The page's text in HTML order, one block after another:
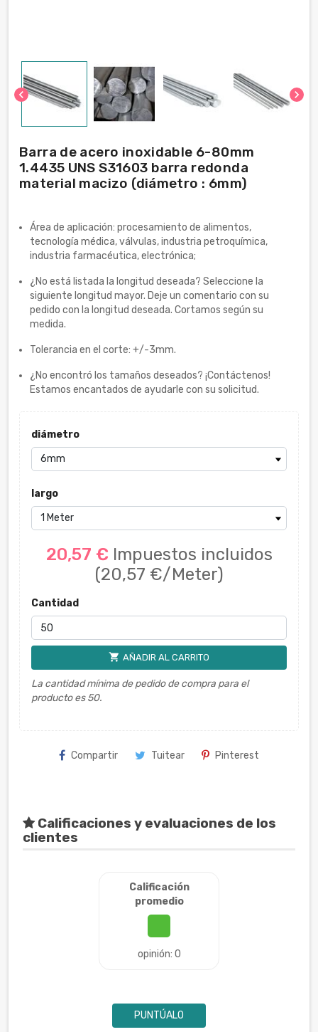
chevron_left chevron_right
Barra de acero inoxidable 6-80mm
1.4435 UNS S31603 barra redonda
material macizo (diámetro : 6mm)
Área de aplicación: procesamiento de alimentos,
tecnología médica, válvulas, industria petroquímica,
industria farmacéutica, electrónica;
¿No está listada la longitud deseada? Seleccione la
siguiente longitud mayor. Deje un comentario con su
pedido con la longitud deseada. Cortamos según su
medida.
Tolerancia en el corte: +/-3mm.
¿No encontró los tamaños deseados? ¡Contáctenos!
Estamos encantados de ayudarle con su solicitud.
diámetro
largo
20,57 € Impuestos incluidos
(20,57 €/Meter)
Cantidad
shopping_cart AÑADIR AL CARRITO
La cantidad mínima de pedido de compra para el
producto es 50.
Compartir Tuitear Pinterest
Calificaciones y evaluaciones de los
clientes
Calificación
promedio
opinión: 0
PUNTÚALO